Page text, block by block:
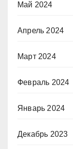
Май 2024
Апрель 2024
Март 2024
Февраль 2024
Январь 2024
Декабрь 2023